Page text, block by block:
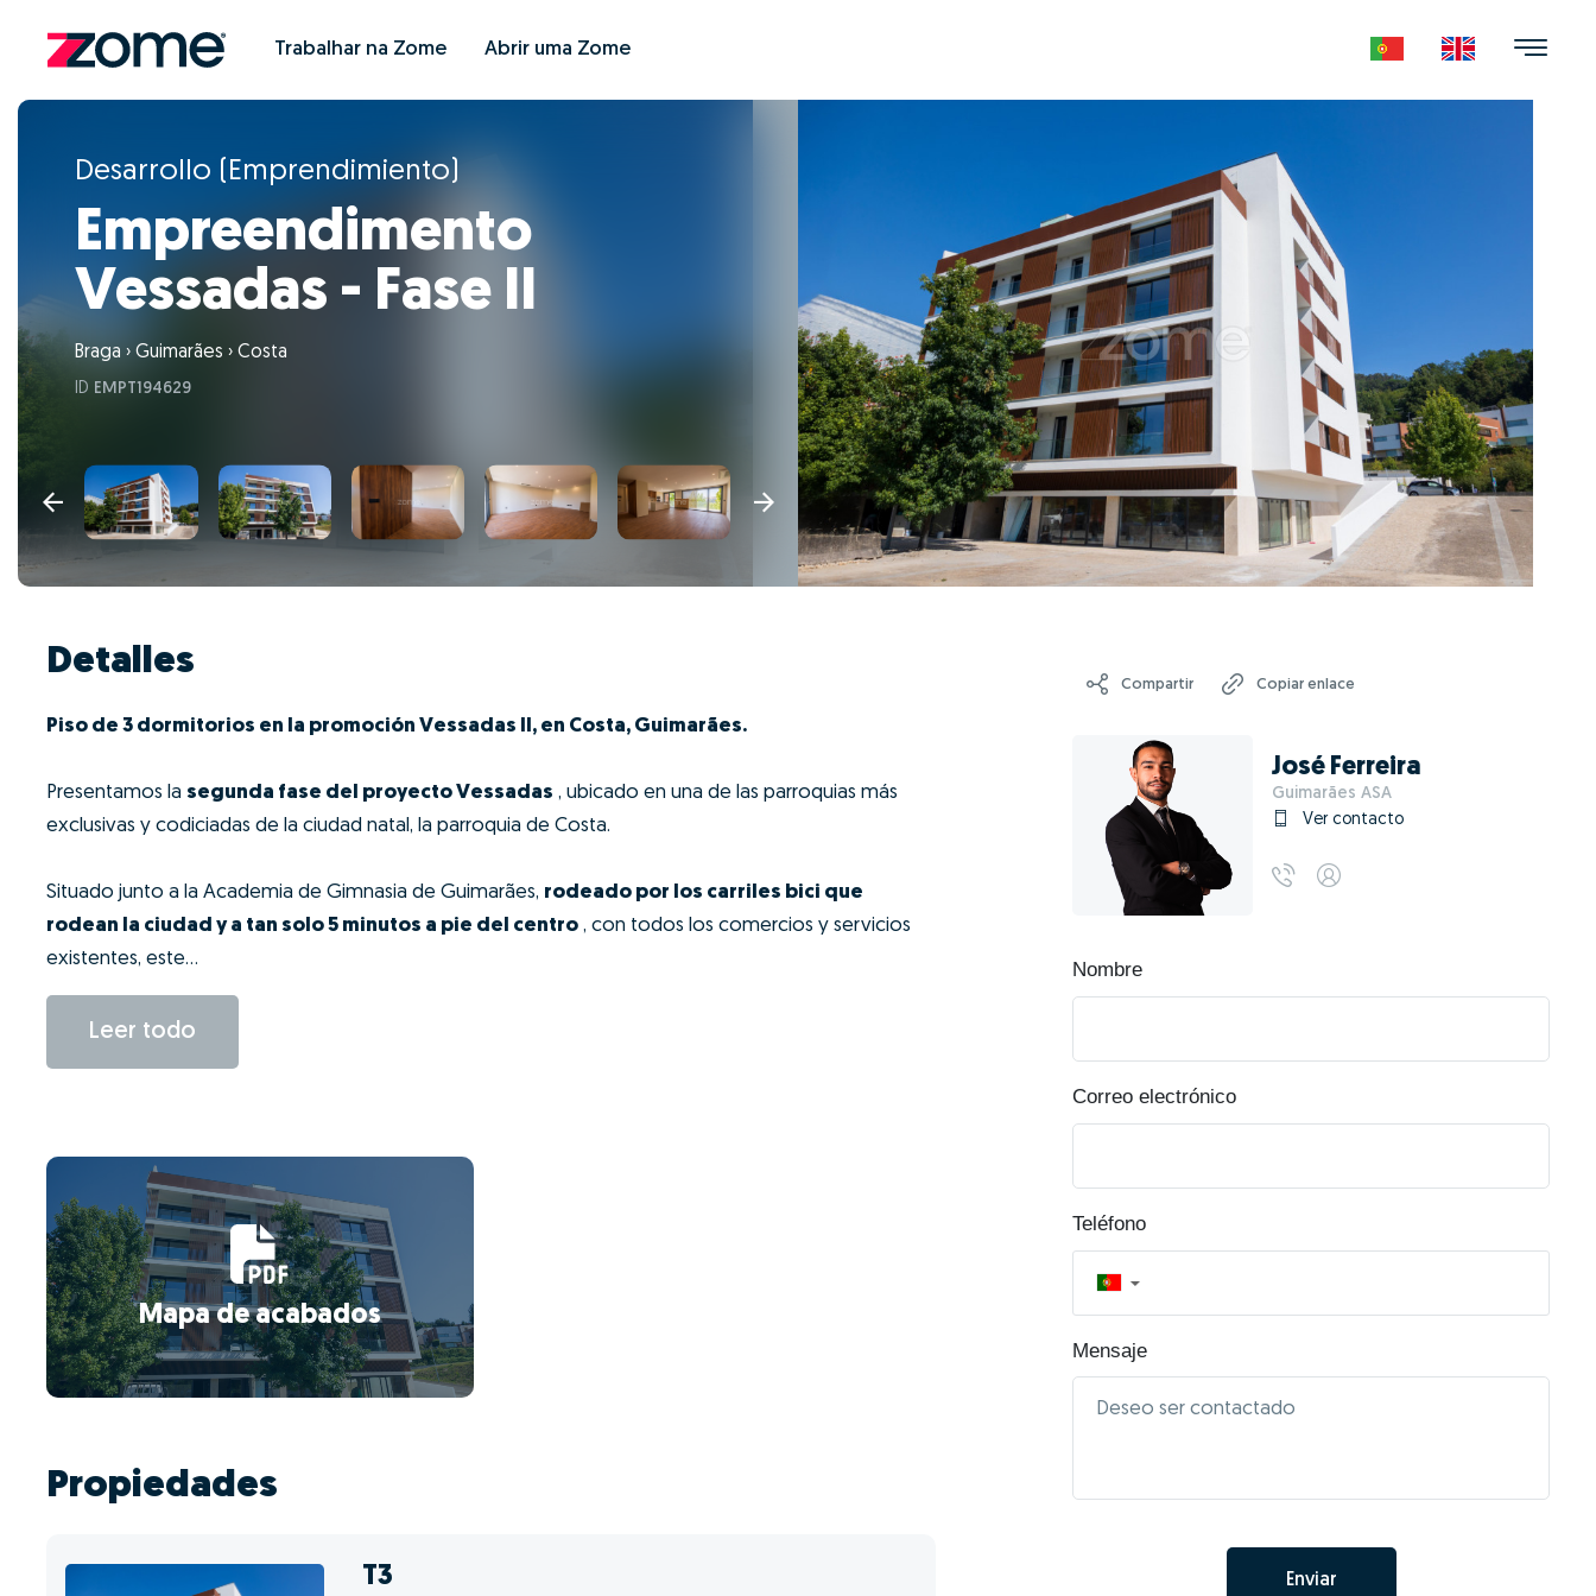
Trabalhar na Zome Abrir uma Zome
Desarrollo (Emprendimiento)
Empreendimento
Vessadas - Fase II
Braga › Guimarães › Costa
ID EMPT194629
Detalles
Piso de 3 dormitorios en la promoción Vessadas II, en Costa, Guimarães.
Presentamos la segunda fase del proyecto Vessadas , ubicado en una de las parroquias más
exclusivas y codiciadas de la ciudad natal, la parroquia de Costa.
Situado junto a la Academia de Gimnasia de Guimarães, rodeado por los carriles bici que
rodean la ciudad y a tan solo 5 minutos a pie del centro , con todos los comercios y servicios
existentes, este...
Leer todo
Mapa de acabados
Propiedades
T3
Compartir Copiar enlace
José Ferreira
Guimarães ASA
Ver contacto
Nombre
Correo electrónico
Teléfono
▼
Mensaje
Enviar